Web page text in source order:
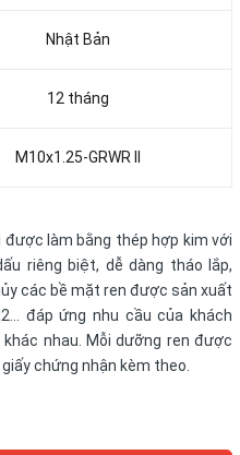
Nhật Bản
12 tháng
M10x1.25-GRWR II
được làm bằng thép hợp kim với
riêng biệt, dễ dàng tháo lắp,
các bề mặt ren được sản xuất
đáp ứng nhu cầu của khách
nhau. Mỗi dưỡng ren được
chứng nhận kèm theo.